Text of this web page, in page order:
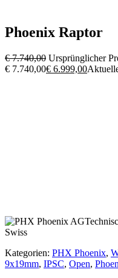
Phoenix Raptor
€7.740,00 Ursprünglicher
€ 7.740,00€ 6.999,00
Kategorien: PHX Phoenix,
9x19mm, IPSC, Open,